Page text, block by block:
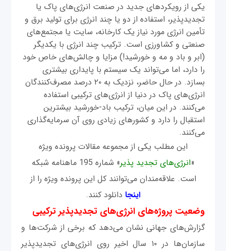
یکی از رویکردهای جدید در صنعت انرژی‌های پاک یا
تجدیدپذیر، استفاده از دو یا چند انرژی برای تولید برق و
تأمین انرژی مورد نیاز یک کارخانه، سایت یا مجتمع‌های
صنعتی و کشاورزی است. ترکیب چند انرژی با یکدیگر
(ابر و باد و مه و خورشید!) مزایا و چالش‌های خاص خود
را دارد، اما می‌تواند یک سیستم با پایداری بیشتری
بسازد. در حال حاضر، نزدیک به ۲۰ درصد مصرف‌کنندگان
انرژی‌های پاک در دنیا از انرژی‌های ترکیبی استفاده
می‌کنند. در این میان، ترکیب باد-خورشید بیشترین
استقبال را دارد و کشورهای زیادی روی آن سرمایه‌گذاری
می‌کنند.
این مطلب یکی از مجموعه مقالات پرونده ویژه
«انرژی‌های تجدید پذیر
» شماره 195 ماهنامه شبکه
است. علاقه‌مندان می‌توانند کل این پرونده ویژه را از
اینجا دانلود کنند.
وضعیت پروژه‌های انرژی‌های تجدیدپذیر ترکیبی
گزارش‌های جهانی نشان می‌دهد که برخی از شرکت‌ها و
سازمان‌ها در ۱۰ سال اخیر روی انرژی‌های تجدیدپذیر